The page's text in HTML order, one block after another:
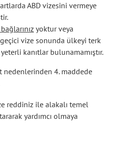
ABD vizesini vermeye
yoktur veya
vize sonunda ülkeyi terk
kanıtlar bulunamamıştır.
nedenlerinden 4. maddede
reddiniz ile alakalı temel
yardımcı olmaya